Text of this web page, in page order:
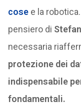
cosee la
pensiero di
necessaria
protezione dei
indispensabile
fondamentali.